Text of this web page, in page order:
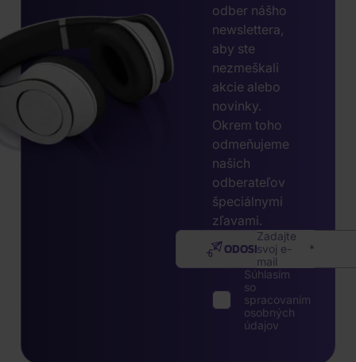
odber nášho
newslettera,
aby ste
nezmeškali
akcie alebo
novinky.
Okrem toho
odmeňujeme
našich
odberateľov
špeciálnymi
zľavami.
Zadajte
svoj e-
mail
ODOSLAŤ
Súhlasím
so
spracovaním
osobných
údajov